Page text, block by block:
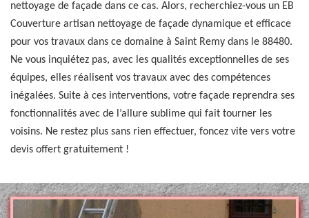
nettoyage de façade dans ce cas. Alors, recherchiez-vous un EB
Couverture artisan nettoyage de façade dynamique et efficace
pour vos travaux dans ce domaine à Saint Remy dans le 88480.
Ne vous inquiétez pas, avec les qualités exceptionnelles de ses
équipes, elles réalisent vos travaux avec des compétences
inégalées. Suite à ces interventions, votre façade reprendra ses
fonctionnalités avec de l’allure sublime qui fait tourner les
voisins. Ne restez plus sans rien effectuer, foncez vite vers votre
devis offert gratuitement !